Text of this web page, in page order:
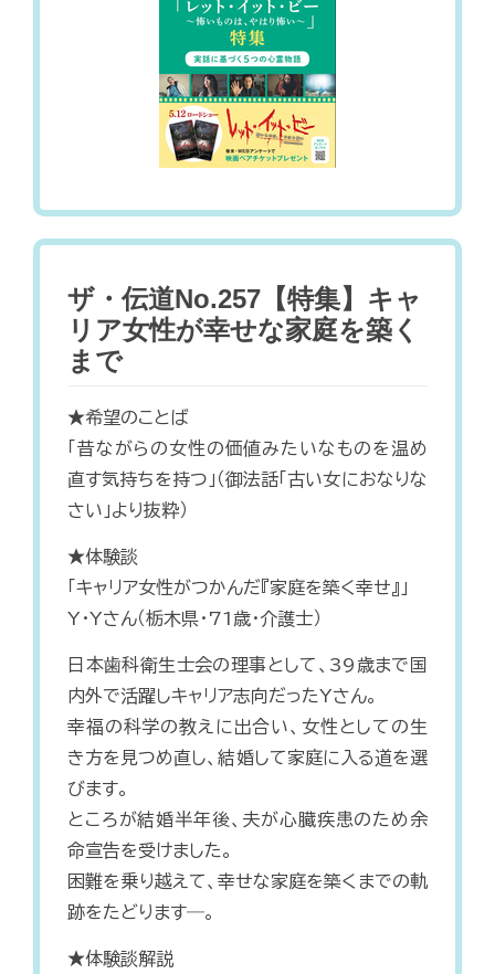
ザ・伝道No.257【特集】キャ
リア女性が幸せな家庭を築く
まで
★希望のことば
「昔ながらの女性の価値みたいなものを温め
直す気持ちを持つ」（御法話「古い女におなりな
さい」より抜粋）
★体験談
「キャリア女性がつかんだ『家庭を築く幸せ』」
Y・Yさん（栃木県・71歳・介護士）
日本歯科衛生士会の理事として、39歳まで国
内外で活躍しキャリア志向だったYさん。
幸福の科学の教えに出合い、女性としての生
き方を見つめ直し、結婚して家庭に入る道を選
びます。
ところが結婚半年後、夫が心臓疾患のため余
命宣告を受けました。
困難を乗り越えて、幸せな家庭を築くまでの軌
跡をたどります―。
★体験談解説